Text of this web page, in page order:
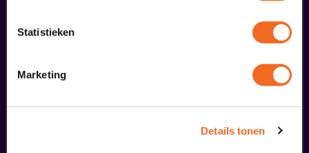
Statistieken
Marketing
Details tonen
Viva Classic Vocal Contest 2026
30